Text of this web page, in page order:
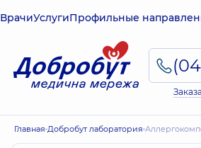
ВрачиУслугиПрофильные
Главная Добробут лаборатория